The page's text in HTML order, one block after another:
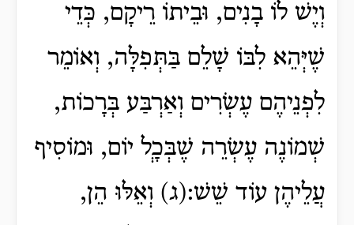
וְיֶשׁ לוֹ בָנִים, וּבֵיתוֹ רֵיקָם, כְּדֵי
שֶׁיְּהֵא לִבּוֹ שָׁלֵם בַּתְּפִלָּה, וְאוֹמֵר
לִפְנֵיהֶם עֶשְׂרִים וְאַרְבַּע בְּרָכוֹת,
שְׁמוֹנֶה עֶשְׂרֵה שֶׁבְּכְָל יוֹם, וּמוֹסִיף
עֲלֵיהֶן עוֹד שֵׁשׁ:(ג) וְאֵלּוּ הֵן,